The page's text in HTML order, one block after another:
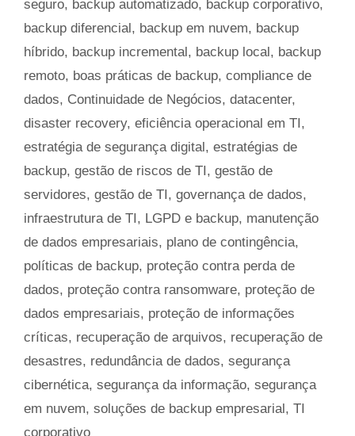
seguro, backup automatizado, backup corporativo,
backup diferencial , backup em nuvem, backup
híbrido, backup incremental , backup local , backup
remoto, boas práticas de backup, compliance de
dados, Continuidade de Negócios, datacenter,
disaster recovery, eficiência operacional em TI ,
estratégia de segurança digital , estratégias de
backup, gestão de riscos de TI , gestão de
servidores, gestão de TI , governança de dados,
infraestrutura de TI , LGPD e backup, manutenção
de dados empresariais, plano de contingência,
políticas de backup, proteção contra perda de
dados, proteção contra ransomware, proteção de
dados empresariais, proteção de informações
críticas, recuperação de arquivos, recuperação de
desastres, redundância de dados, segurança
cibernética, segurança da informação, segurança
em nuvem, soluções de backup empresarial , TI
corporativo